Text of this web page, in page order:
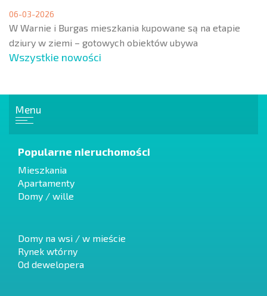
06-03-2026
W Warnie i Burgas mieszkania kupowane są na etapie
dziury w ziemi – gotowych obiektów ubywa
Wszystkie nowości
Menu
Popularne nieruchomości
Mieszkania
Apartamenty
Domy / wille
Domy na wsi / w mieście
Rynek wtórny
Od dewelopera